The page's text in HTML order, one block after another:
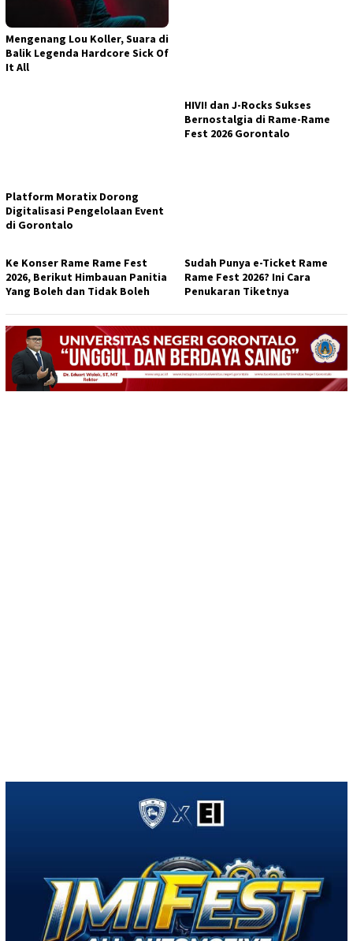
Mengenang Lou Koller, Suara di
Balik Legenda Hardcore Sick Of
It All
Platform Moratix Dorong
Digitalisasi Pengelolaan Event
di Gorontalo
HIVI! dan J-Rocks Sukses
Bernostalgia di Rame-Rame
Fest 2026 Gorontalo
Ke Konser Rame Rame Fest
2026, Berikut Himbauan Panitia
Yang Boleh dan Tidak Boleh
Sudah Punya e-Ticket Rame
Rame Fest 2026? Ini Cara
Penukaran Tiketnya